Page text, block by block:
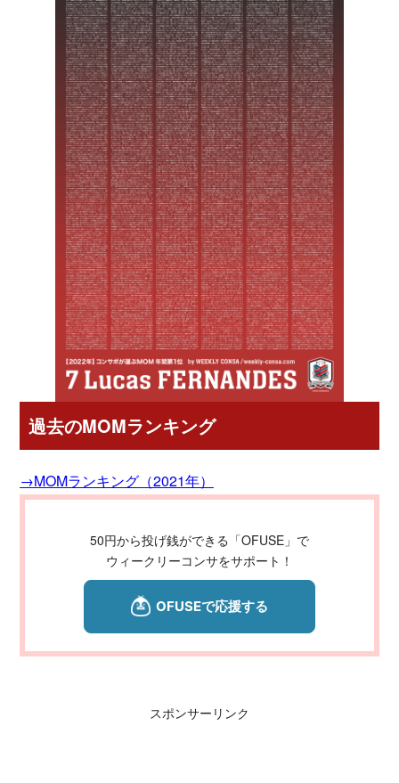
過去のMOMランキング
→MOMランキング（2021年）
50円から投げ銭ができる「OFUSE」で
ウィークリーコンサをサポート！
スポンサーリンク